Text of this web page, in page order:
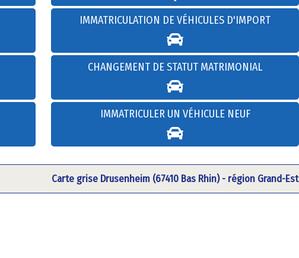
IMMATRICULATION DE VÉHICULES D'IMPORT
CHANGEMENT DE STATUT MATRIMONIAL
IMMATRICULER UN VÉHICULE NEUF
Carte grise Drusenheim (67410 Bas Rhin) - région Grand-Est